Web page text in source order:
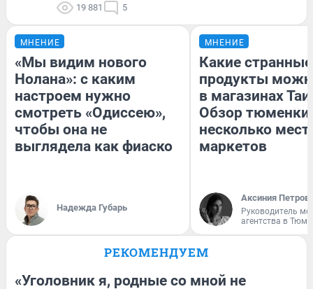
19 881 5
МНЕНИЕ
«Мы видим нового
Нолана»: с каким
настроем нужно
смотреть «Одиссею»,
чтобы она не
выглядела как фиаско
Надежда Губарь
МНЕНИЕ
Какие странные
продукты
в магазинах
Обзор тюменки
несколько
маркетов
Аксиния
Руководитель
агентства в
РЕКОМЕНДУЕМ
«Уголовник я, родные со мной не